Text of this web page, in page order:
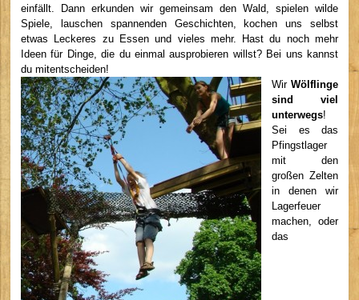
einfällt. Dann erkunden wir gemeinsam den Wald, spielen wilde
Spiele, lauschen spannenden Geschichten, kochen uns selbst
etwas Leckeres zu Essen und vieles mehr. Hast du noch mehr
Ideen für Dinge, die du einmal ausprobieren willst? Bei uns kannst
du mitentscheiden!
Wir Wölflinge
sind viel
unterwegs!
Sei es das
Pfingstlager
mit den
großen Zelten
in denen wir
Lagerfeuer
machen, oder
das